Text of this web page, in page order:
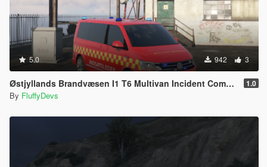
5.0 942 3
Østjyllands Brandvæsen I1 T6 Multivan Incident Commander 1.0
By FluffyDevs